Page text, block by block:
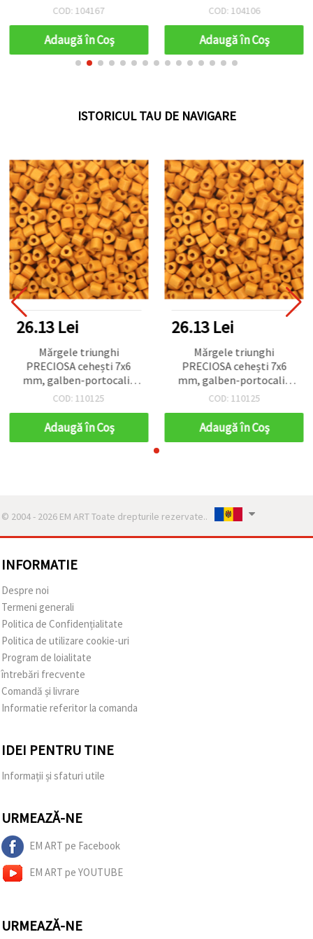
COD: 104167
Adaugă în Coş
COD: 104106
Adaugă în Coş
ISTORICUL TAU DE NAVIGARE
26.13 Lei
Mărgele triunghi
PRECIOSA cehești 7x6
mm, galben-portocaliu
opac, gaură triunghiulară
bijuterii statement, lucrul
cu mărgele și proiecte
COD: 110125
Adaugă în Coş
26.13 Lei
Mărgele triunghi
PRECIOSA cehești 7x6
mm, galben-portocaliu
opac, gaură triunghiulară
bijuterii statement, lucrul
cu mărgele și proiecte
COD: 110125
Adaugă în Coş
© 2004 - 2026 EM ART Toate drepturile rezervate..
INFORMATIE
Despre noi
Termeni generali
Politica de Confidențialitate
Politica de utilizare cookie-uri
Program de loialitate
întrebări frecvente
Comandă și livrare
Informatie referitor la comanda
IDEI PENTRU TINE
Informații și sfaturi utile
URMEAZĂ-NE
EM ART pe Facebook
EM ART pe YOUTUBE
URMEAZĂ-NE